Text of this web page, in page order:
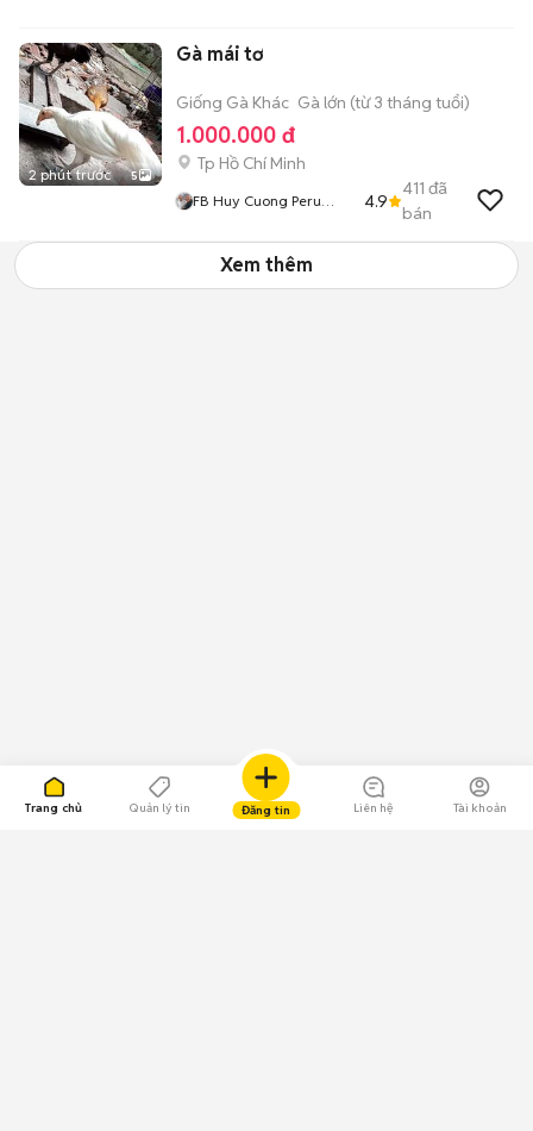
Trang chủ Quản lý tin Đăng tin Liên hệ Tài khoản
2 phút trước 5
Gà mái tơ
Giống Gà Khác Gà lớn (từ 3 tháng tuổi)
1.000.000 đ
Tp Hồ Chí Minh
FB Huy Cuong Peru
4.9
411 đã
bán
Xem thêm